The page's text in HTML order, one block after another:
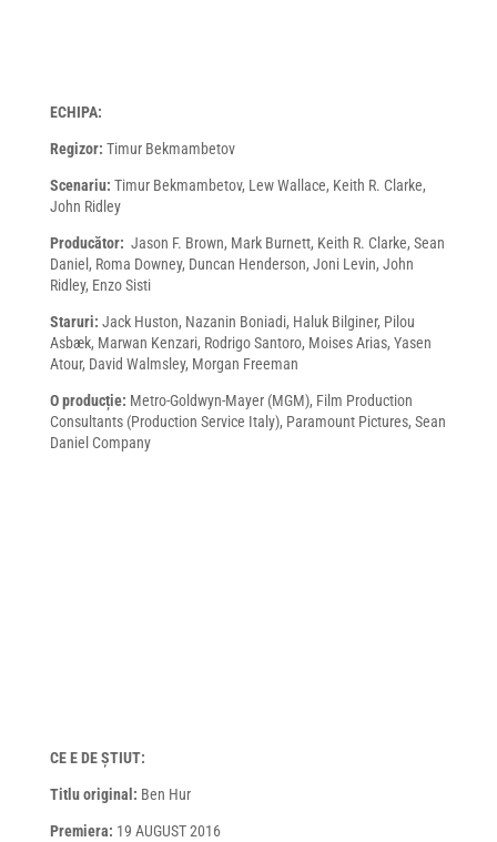
ECHIPA:
Regizor: Timur Bekmambetov
Scenariu: Timur Bekmambetov, Lew Wallace, Keith R. Clarke,
John Ridley
Producător: Jason F. Brown, Mark Burnett, Keith R. Clarke, Sean
Daniel, Roma Downey, Duncan Henderson, Joni Levin, John
Ridley, Enzo Sisti
Staruri: Jack Huston, Nazanin Boniadi, Haluk Bilginer, Pilou
Asbæk, Marwan Kenzari, Rodrigo Santoro, Moises Arias, Yasen
Atour, David Walmsley, Morgan Freeman
O producție: Metro-Goldwyn-Mayer (MGM), Film Production
Consultants (Production Service Italy), Paramount Pictures, Sean
Daniel Company
CE E DE ȘTIUT:
Titlu original: Ben Hur
Premiera: 19 AUGUST 2016